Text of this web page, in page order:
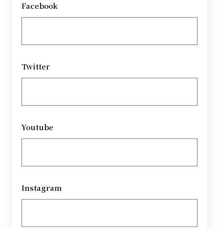
Facebook
Twitter
Youtube
Instagram